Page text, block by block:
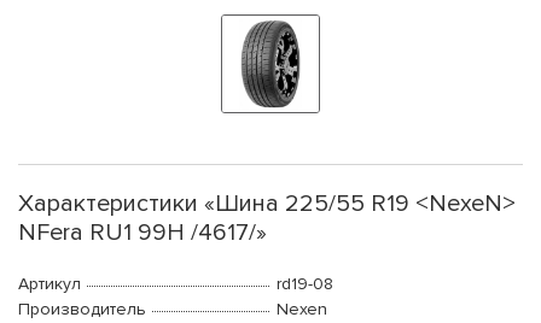
Характеристики «Шина 225/55 R19 <NexeN>
NFera RU1 99H /4617/»
Артикул
rd19-08
Производитель
Nexen